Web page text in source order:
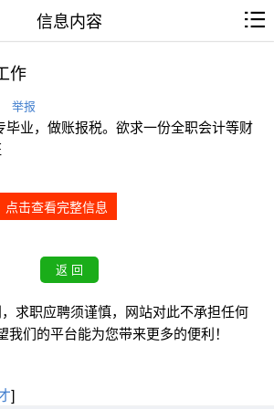
信息内容
作
举报
毕业，做账报税。欲求一份全职会计等财
点击查看完整信息
求职应聘须谨慎，网站对此不承担任何
们的平台能为您带来更多的便利！
]